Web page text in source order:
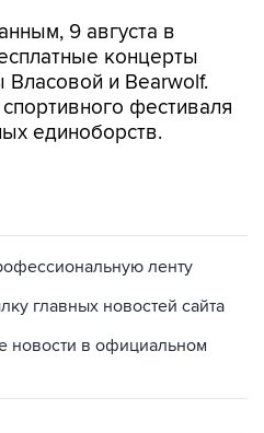
9 августа в
концерты
Власовой и Bearwolf.
фестиваля
единоборств.
ленту
главных новостей сайта
новости в официальном